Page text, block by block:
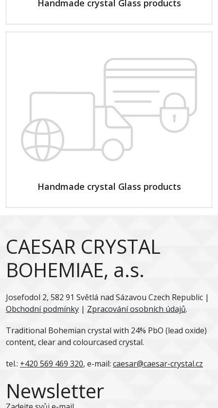
Handmade crystal Glass products
Handmade crystal Glass products
CAESAR CRYSTAL
BOHEMIAE, a.s.
Josefodol 2, 582 91 Světlá nad Sázavou Czech Republic |
Obchodní podmínky | Zpracování osobních údajů.
Traditional Bohemian crystal with 24% PbO (lead oxide)
content, clear and colourcased crystal.
tel.: +420 569 469 320, e-mail: caesar@caesar-crystal.cz
Newsletter